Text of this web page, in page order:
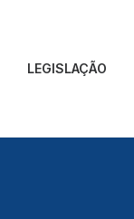
LEGISLAÇÃO